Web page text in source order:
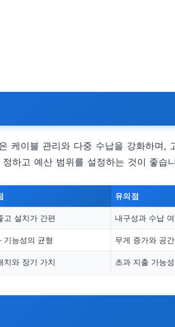
케이블 관리와 다중 수납을 강화하며,
하고 예산 범위를 설정하는 것이 좋습
유의점
고 설치가 간편 내구성과 수납
기능성의 균형 무게 증가와 공
치와 장기 가치 초과 지출 가능성